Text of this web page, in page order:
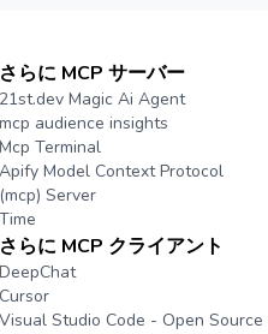
さらに MCP サーバー
21st.dev Magic Ai Agent
mcp audience insights
Mcp Terminal
Apify Model Context Protocol
(mcp) Server
Time
さらに MCP クライアント
DeepChat
Cursor
Visual Studio Code - Open Source